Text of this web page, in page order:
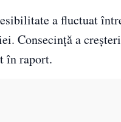
a fluctuat
Consecinţă a
în raport.